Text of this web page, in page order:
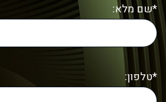
*שם מלא:
*טלפון: